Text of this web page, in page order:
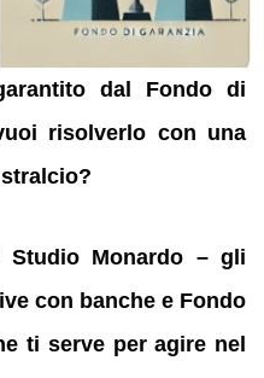
dal Fondo di
risolverlo con una
Studio Monardo – gli
con banche e Fondo
ti serve per agire nel